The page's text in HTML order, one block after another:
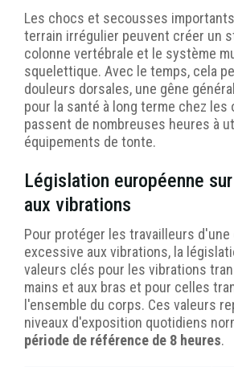
Les chocs et secousses
terrain irrégulier peuvent créer un
colonne vertébrale et le système
squelettique. Avec le temps, cela
douleurs dorsales, une gêne
pour la santé à long terme chez les
passent de nombreuses heures à
équipements de tonte.
Législation européenne
aux vibrations
Pour protéger les travailleurs
excessive aux vibrations, la
valeurs clés pour les vibrations
mains et aux bras et pour celles
l'ensemble du corps. Ces valeurs
niveaux d'exposition quotidiens
période de référence de 8 heures.